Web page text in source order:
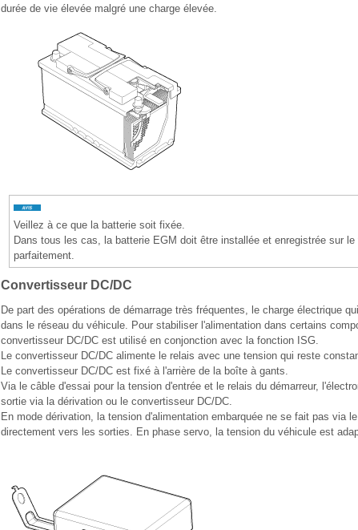
durée de vie élevée malgré une charge élevée.
Veillez à ce que la batterie soit fixée.
Dans tous les cas, la batterie EGM doit être installée et enregistrée sur
parfaitement.
Convertisseur DC/DC
De part des opérations de démarrage très fréquentes, le charge électrique
dans le réseau du véhicule. Pour stabiliser l'alimentation dans certains
convertisseur DC/DC est utilisé en conjonction avec la fonction ISG.
Le convertisseur DC/DC alimente le relais avec une tension qui reste
Le convertisseur DC/DC est fixé à l'arrière de la boîte à gants.
Via le câble d'essai pour la tension d'entrée et le relais du démarreur,
sortie via la dérivation ou le convertisseur DC/DC.
En mode dérivation, la tension d'alimentation embarquée ne se fait pas via
directement vers les sorties. En phase servo, la tension du véhicule est